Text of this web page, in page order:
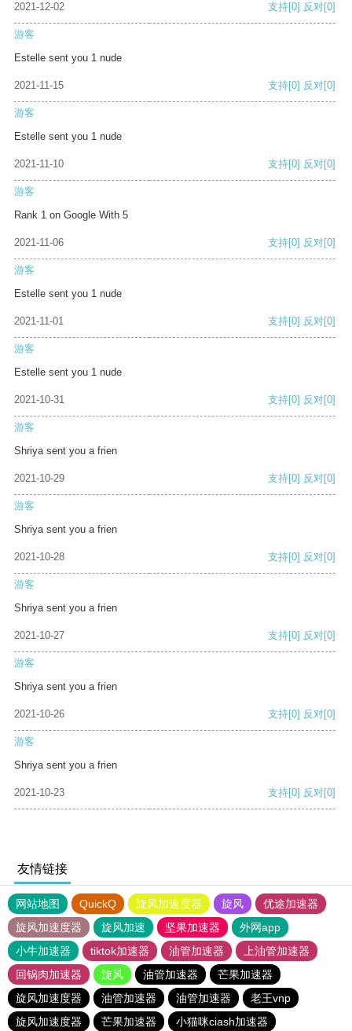
2021-12-02 支持[0] 反对[0]
游客
Estelle sent you 1 nude
2021-11-15 支持[0] 反对[0]
游客
Estelle sent you 1 nude
2021-11-10 支持[0] 反对[0]
游客
Rank 1 on Google With 5
2021-11-06 支持[0] 反对[0]
游客
Estelle sent you 1 nude
2021-11-01 支持[0] 反对[0]
游客
Estelle sent you 1 nude
2021-10-31 支持[0] 反对[0]
游客
Shriya sent you a frien
2021-10-29 支持[0] 反对[0]
游客
Shriya sent you a frien
2021-10-28 支持[0] 反对[0]
游客
Shriya sent you a frien
2021-10-27 支持[0] 反对[0]
游客
Shriya sent you a frien
2021-10-26 支持[0] 反对[0]
游客
Shriya sent you a frien
2021-10-23 支持[0] 反对[0]
友情链接
网站地图 QuickQ 旋风加速度器 旋风
优途加速器
旋风加速度器
旋风加速 坚果加速器
外网app
小牛加速器
tiktok加速器 油管加速器
上油管加速器
回锅肉加速器
旋风 油管加速器
芒果加速器
旋风加速度器
油管加速器 油管加速器
老王vnp
旋风加速度器
芒果加速器 小猫咪ciash加速器